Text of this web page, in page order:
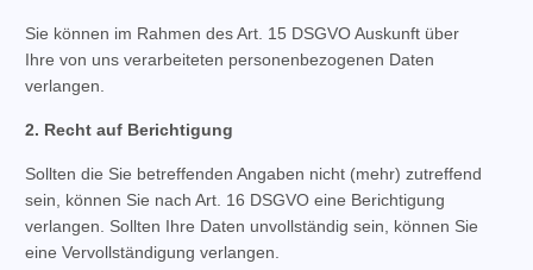
Sie können im Rahmen des Art. 15 DSGVO Auskunft über
Ihre von uns verarbeiteten personenbezogenen Daten
verlangen.
2. Recht auf Berichtigung
Sollten die Sie betreffenden Angaben nicht (mehr) zutreffend
sein, können Sie nach Art. 16 DSGVO eine Berichtigung
verlangen. Sollten Ihre Daten unvollständig sein, können Sie
eine Vervollständigung verlangen.